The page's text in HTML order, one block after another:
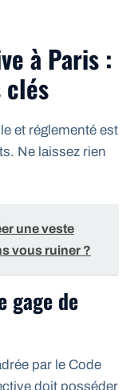
à Paris :
et réglementé est
Ne laissez rien
une veste
vous ruiner ?
gage de
par le Code
doit posséder